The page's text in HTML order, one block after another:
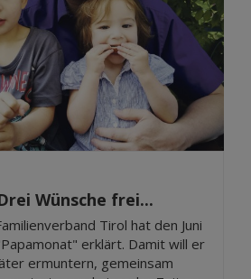
Wünsche frei...
Tirol hat den Juni
erklärt. Damit will er
ermuntern, gemeinsam